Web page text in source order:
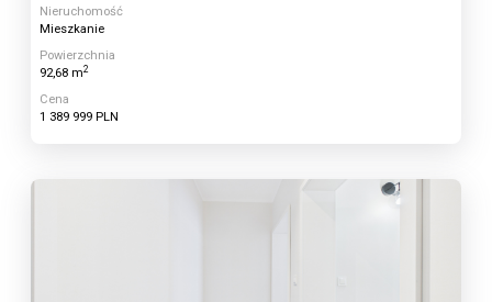
Nieruchomość
Mieszkanie
Powierzchnia
92,68 m2
Cena
1 389 999 PLN